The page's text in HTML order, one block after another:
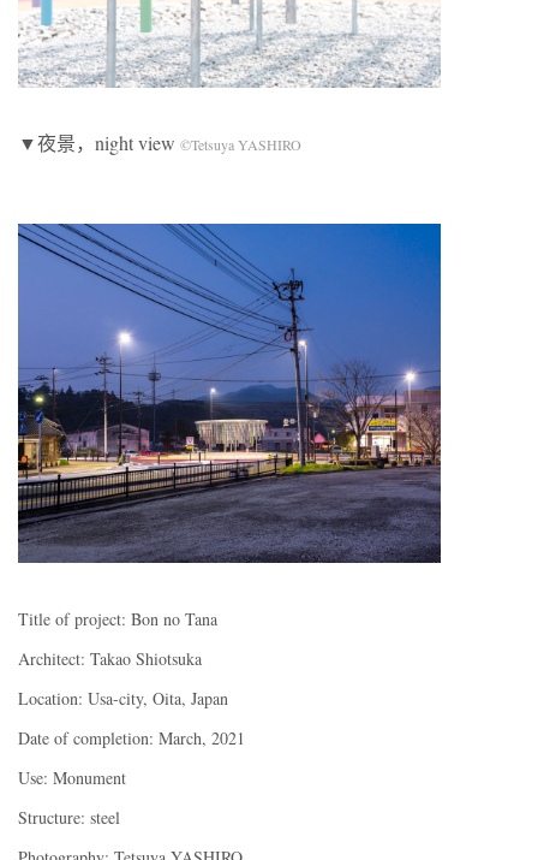
▼夜景，night view ©Tetsuya YASHIRO
Title of project: Bon no Tana
Architect: Takao Shiotsuka
Location: Usa-city, Oita, Japan
Date of completion: March, 2021
Use: Monument
Structure: steel